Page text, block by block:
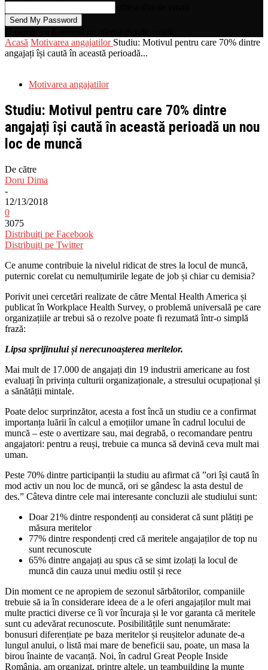
Acasă Motivarea angajatilor Studiu: Motivul pentru care 70% dintre
angajați își caută în această perioadă...
Motivarea angajatilor
Studiu: Motivul pentru care 70% dintre
angajați își caută în această perioadă un nou
loc de muncă
De către
Doru Dima
-
12/13/2018
0
3075
Distribuiți pe Facebook
Distribuiți pe Twitter
Ce anume contribuie la nivelul ridicat de stres la locul de muncă,
puternic corelat cu nemulțumirile legate de job și chiar cu demisia?
Porivit unei cercetări realizate de către Mental Health America și
publicat în Workplace Health Survey, o problemă universală pe care
organizațiile ar trebui să o rezolve poate fi rezumată într-o simplă
frază:
Lipsa sprijinului și nerecunoașterea meritelor.
Mai mult de 17.000 de angajați din 19 industrii americane au fost
evaluați în privința culturii organizaționale, a stresului ocupațional și
a sănătății mintale.
Poate deloc surprinzător, acesta a fost încă un studiu ce a confirmat
importanța luării în calcul a emoțiilor umane în cadrul locului de
muncă – este o avertizare sau, mai degrabă, o recomandare pentru
angajatori: pentru a reuși, trebuie ca munca să devină ceva mult mai
uman.
Peste 70% dintre participanții la studiu au afirmat că ”ori își caută în
mod activ un nou loc de muncă, ori se gândesc la asta destul de
des.” Câteva dintre cele mai interesante concluzii ale studiului sunt:
Doar 21% dintre respondenți au considerat că sunt plătiți pe
măsura meritelor
77% dintre respondenți cred că meritele angajaților de top nu
sunt recunoscute
65% dintre angajați au spus că se simt izolați la locul de
muncă din cauza unui mediu ostil și rece
Din moment ce ne apropiem de sezonul sărbătorilor, companiile
trebuie să ia în considerare ideea de a le oferi angajaților mult mai
multe practici diverse ce îi vor încuraja și le vor garanta că meritele
sunt cu adevărat recunoscute. Posibilitățile sunt nenumărate:
bonusuri diferențiate pe baza meritelor și reușitelor adunate de-a
lungul anului, o listă mai mare de beneficii sau, poate, un masa la
birou înainte de vacanță. Noi, în cadrul Great People Inside
România, am organizat, printre altele, un teambuilding la munte